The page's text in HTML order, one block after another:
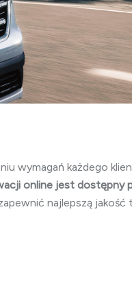
wymagań każdego
online jest dostępny
najlepszą jakość